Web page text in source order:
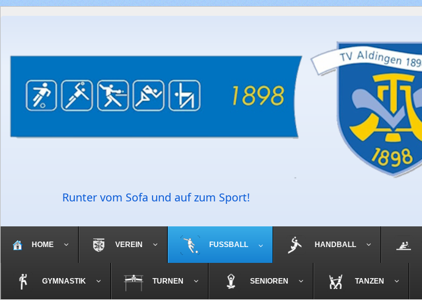
Runter vom Sofa und auf zum Sport!
HOME VEREIN FUSSBALL HANDBALL
GYMNASTIK TURNEN SENIOREN TANZEN